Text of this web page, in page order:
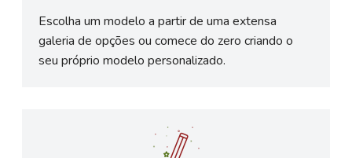
Escolha um modelo a partir de uma extensa
galeria de opções ou comece do zero criando o
seu próprio modelo personalizado.